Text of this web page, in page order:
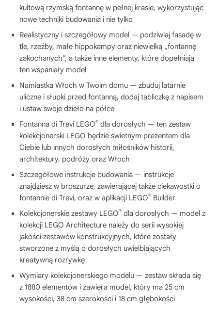
kultową rzymską fontannę w pełnej krasie, wykorzystując
nowe techniki budowania i nie tylko
Realistyczny i szczegółowy model — podziwiaj fasadę w
tle, rzeźby, małe hippokampy oraz niewielką „fontannę
zakochanych”, a także inne elementy, które dopełniają
ten wspaniały model
Namiastka Włoch w Twoim domu — zbuduj latarnie
uliczne i słupki przed fontanną, dodaj tabliczkę z napisem
i ustaw swoje dzieło na półce
Fontanna di Trevi LEGO® dla dorosłych — ten zestaw
kolekcjonerski LEGO będzie świetnym prezentem dla
Ciebie lub innych dorosłych miłośników historii,
architektury, podróży oraz Włoch
Szczegółowe instrukcje budowania — instrukcje
znajdziesz w broszurze, zawierającej także ciekawostki o
fontannie di Trevi, oraz w aplikacji LEGO® Builder
Kolekcjonerskie zestawy LEGO® dla dorosłych — model z
kolekcji LEGO Architecture należy do serii wysokiej
jakości zestawów konstrukcyjnych, które zostały
stworzone z myślą o dorosłych uwielbiających
kreatywną rozrywkę
Wymiary kolekcjonerskiego modelu — zestaw składa się
z 1880 elementów i zawiera model, który ma 25 cm
wysokości, 38 cm szerokości i 18 cm głębokości